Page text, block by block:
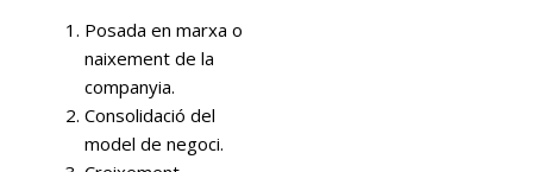
Posada en marxa o
naixement de la
companyia.
Consolidació del
model de negoci.